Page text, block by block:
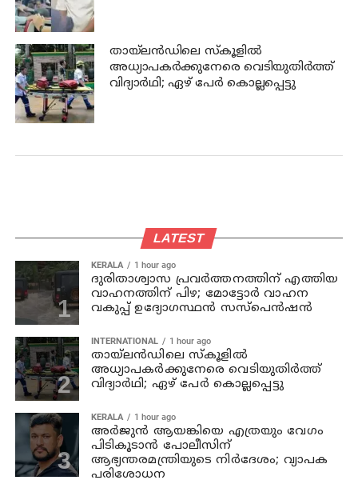
തായ്‌ലന്‍ഡിലെ സ്കൂളിൽ
അധ്യാപകര്‍ക്കുനേരെ വെടിയുതിർത്ത്
വിദ്യാർഥി; ഏഴ് പേര്‍ കൊല്ലപ്പെട്ടു
LATEST
KERALA 1 hour ago
ദുരിതാശ്വാസ പ്രവര്‍ത്തനത്തിന് എത്തിയ
വാഹനത്തിന് പിഴ; മോട്ടോര്‍ വാഹന
വകുപ്പ് ഉദ്യോഗസ്ഥന്‍ സസ്‌പെന്‍ഷന്‍
INTERNATIONAL 1 hour ago
തായ്‌ലന്‍ഡിലെ സ്കൂളിൽ
അധ്യാപകര്‍ക്കുനേരെ വെടിയുതിർത്ത്
വിദ്യാർഥി; ഏഴ് പേര്‍ കൊല്ലപ്പെട്ടു
KERALA 1 hour ago
അര്‍ജുന്‍ ആയങ്കിയെ എത്രയും വേഗം
പിടികൂടാന്‍ പോലീസിന്
ആഭ്യന്തരമന്ത്രിയുടെ നിര്‍ദേശം; വ്യാപക
പരിശോധന